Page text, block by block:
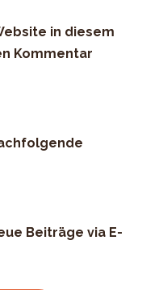
in diesem
Kommentar
Beiträge via E-